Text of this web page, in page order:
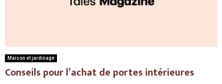
Maison et jardinage
Conseils pour l’achat de portes intérieures